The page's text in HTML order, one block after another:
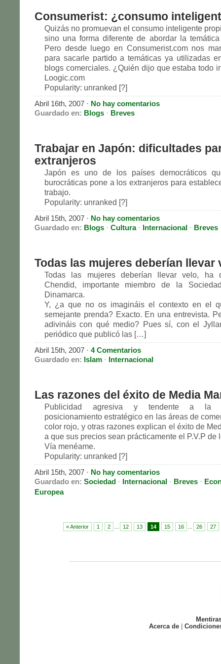
Consumerist: ¿consumo
Quizás no promuevan el consumo inteligente
sino una forma diferente de abordar la
Pero desde luego en Consumerist.com nos
para sacarle partido a temáticas ya utilizadas
blogs comerciales. ¿Quién dijo que estaba todo
Loogic.com
Popularity: unranked [?]
Abril 16th, 2007 · No hay comentarios
Guardado en: Blogs · Breves
Trabajar en Japón: dificultades
extranjeros
Japón es uno de los países democráticos
burocráticas pone a los extranjeros para
trabajo.
Popularity: unranked [?]
Abril 15th, 2007 · No hay comentarios
Guardado en: Blogs · Cultura· Internacional · Breves
Todas las mujeres deberían llevar
Todas las mujeres deberían llevar velo, ha
Chendid, importante miembro de la
Dinamarca.
Y, ¿a que no os imagináis el contexto en el
semejante prenda? Exacto. En una entrevista.
adivináis con qué medio? Pues sí, con el
periódico que publicó las […]
Abril 15th, 2007 · 4 Comentarios
Guardado en: Islam · Internacional
Las razones del éxito de Media
Publicidad agresiva y tendente a la
posicionamiento estratégico en las áreas de
color rojo, y otras razones explican el éxito de
a que sus precios sean prácticamente el P.V.P de
Vía menéame.
Popularity: unranked [?]
Abril 15th, 2007 · No hay comentarios
Guardado en: Sociedad · Internacional · Breves ·
Europea
« Anterior 1 2 12 13 14 15 16 26 27
Acerca de